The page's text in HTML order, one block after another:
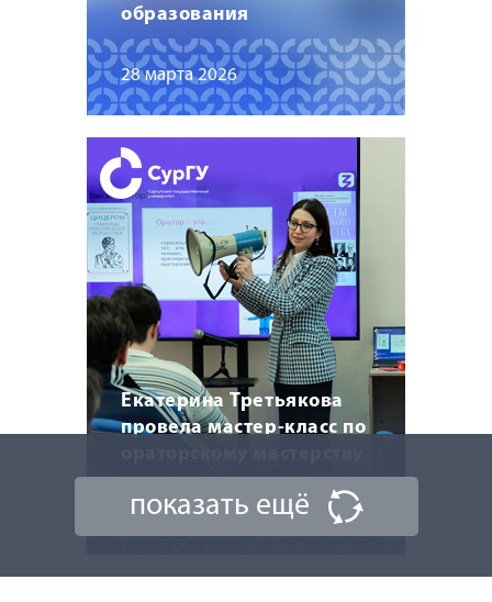
образования
28 марта 2026
Екатерина Третьякова
провела мастер-класс по
20 марта 2026
показать ещё